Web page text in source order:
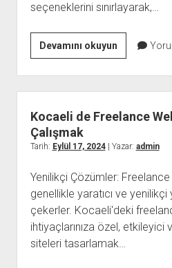
seçeneklerini sınırlayarak,…
Devamını okuyunFutbolda
Defansif
Stratejiler
ve
İleri
Teknikleri
Kocaeli de Freelance
Çalışmak
Tarih: Eylül 17, 2024| Yazar: admin
Yenilikçi Çözümler: Freelance
genellikle yaratıcı ve
çekerler. Kocaeli'deki
ihtiyaçlarınıza özel, etkileyici
siteleri tasarlamak…